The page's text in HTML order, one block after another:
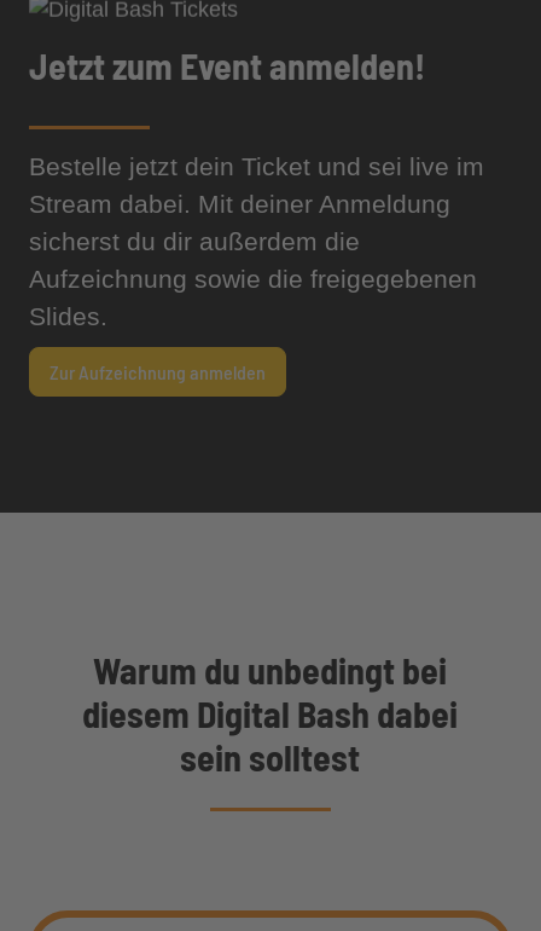
Jetzt zum Event anmelden!
Bestelle jetzt dein Ticket und sei live im
Stream dabei. Mit deiner Anmeldung
sicherst du dir außerdem die
Aufzeichnung sowie die freigegebenen
Slides.
Zur Aufzeichnung anmelden
Warum du unbedingt bei
diesem Digital Bash dabei
sein solltest